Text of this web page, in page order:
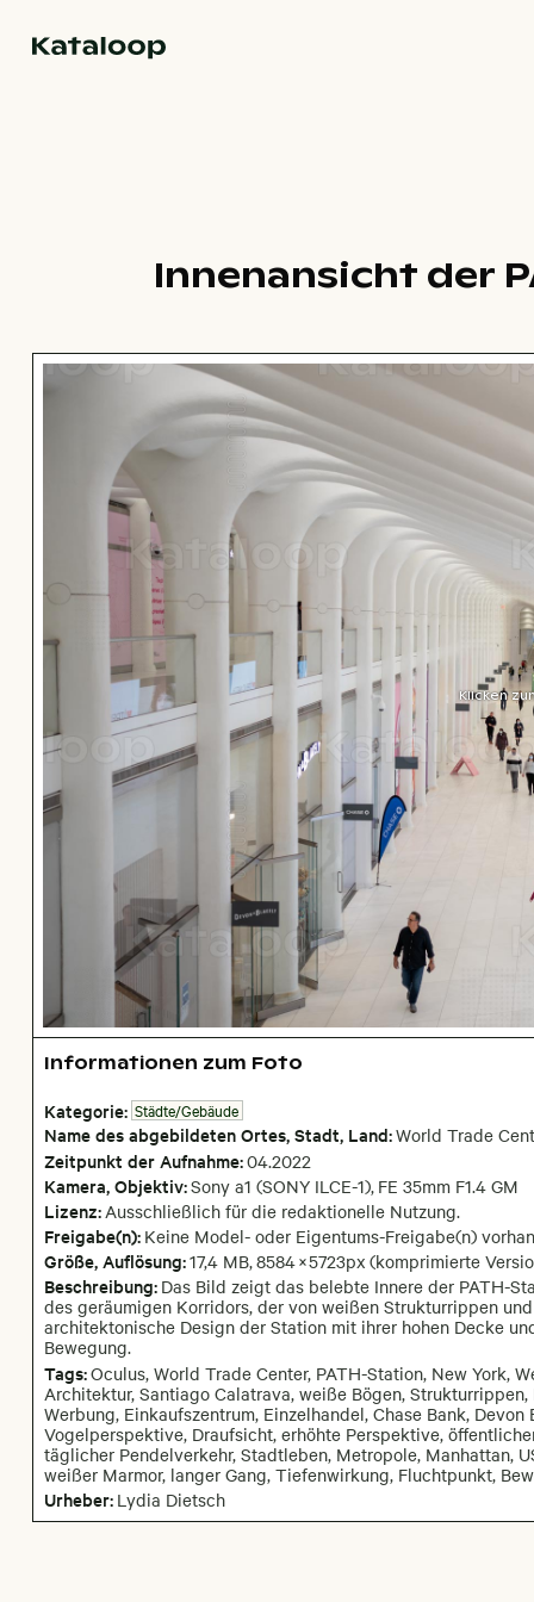
Innenansicht der
Klicken
Informationen zum Foto
Kategorie: Städte/Gebäude
Name des abgebildeten Ortes,Stadt, Land:World Trade
Zeitpunkt der Aufnahme:04.2022
Kamera, Objektiv:Sony a1 (SONY ILCE-1), FE 35mm F1.4 GM
Lizenz: Ausschließlich für die redaktionelle Nutzung.
Freigabe(n): Keine Model- oder Eigentums-Freigabe(n)
Größe, Auflösung:17,4 MB,8584×5723px (komprimierte
Beschreibung: Das Bild zeigt das belebte Innere der PATH-
des geräumigen Korridors, der von weißen Strukturrippen
architektonische Design der Station mit ihrer hohen Decke
Bewegung.
Tags:Oculus, World Trade Center, PATH-Station, New York,
Architektur, Santiago Calatrava, weiße Bögen,
Werbung, Einkaufszentrum, Einzelhandel, Chase Bank,
Vogelperspektive, Draufsicht, erhöhte Perspektive,
täglicher Pendelverkehr, Stadtleben, Metropole, Manhattan,
weißer Marmor, langer Gang, Tiefenwirkung, Fluchtpunkt,
Urheber: Lydia Dietsch